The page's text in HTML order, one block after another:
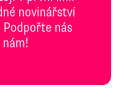
novinářství
nás